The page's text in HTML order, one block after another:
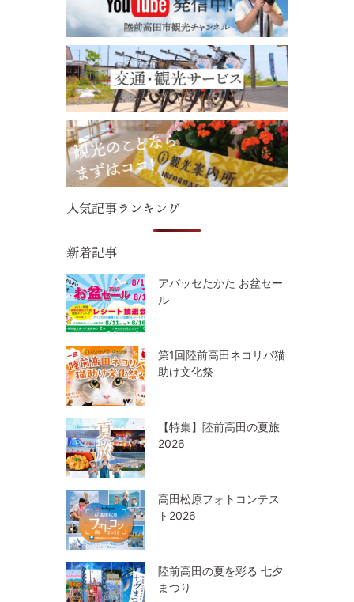
人気記事ランキング
新着記事
アバッセたかた お盆セー
ル
第1回陸前高田ネコリパ猫
助け文化祭
【特集】陸前高田の夏旅
2026
高田松原フォトコンテス
ト2026
陸前高田の夏を彩る 七夕
まつり